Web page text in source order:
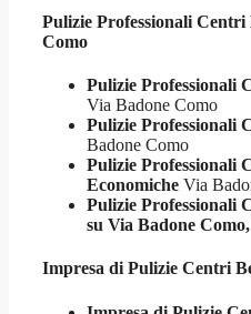
Pulizie Professionali Centri
Como
Pulizie Professionali
Via Badone Como
Pulizie Professionali
Badone Como
Pulizie Professionali
Economiche Via
Pulizie Professionali
su Via Badone Como,
Impresa di Pulizie Centri